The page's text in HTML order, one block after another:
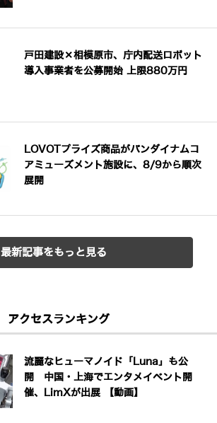
戸田建設×相模原市、庁内配送ロボット
導入事業者を公募開始 上限880万円
LOVOTプライズ商品がバンダイナムコ
アミューズメント施設に、8/9から順次
展開
最新記事をもっと見る
アクセスランキング
流麗なヒューマノイド「Luna」も公
開 中国・上海でエンタメイベント開
催、LimXが出展 【動画】